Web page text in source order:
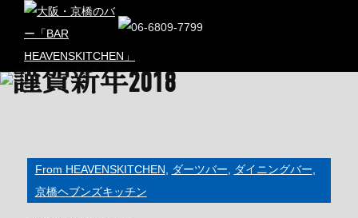
From HEAVENSKITCHEN ダーツバー ダイニングバー
京橋ヘブンズキッチン